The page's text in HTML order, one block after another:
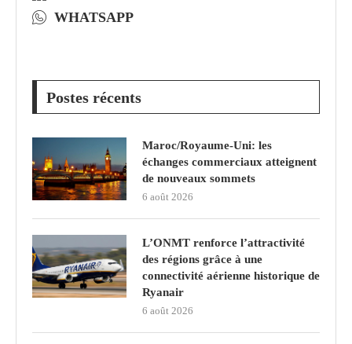
WHATSAPP
Postes récents
Maroc/Royaume-Uni: les
échanges commerciaux atteignent
de nouveaux sommets
6 août 2026
L’ONMT renforce l’attractivité
des régions grâce à une
connectivité aérienne historique de
Ryanair
6 août 2026